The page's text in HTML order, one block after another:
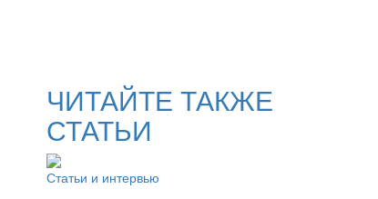
ЧИТАЙТЕ ТАКЖЕ
СТАТЬИ
Статьи и интервью